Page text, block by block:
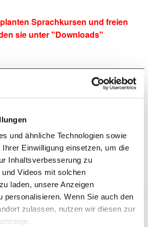
und ähnliche Technologien sowie
Einwilligung einsetzen, um die
Inhaltsverbesserung zu
Videos mit solchen
laden, unsere Anzeigen
personalisieren. Wenn Sie auch den
zulassen, nutzen wir diesen zur
Sprachkursen und freien
sie unter "Downloads"